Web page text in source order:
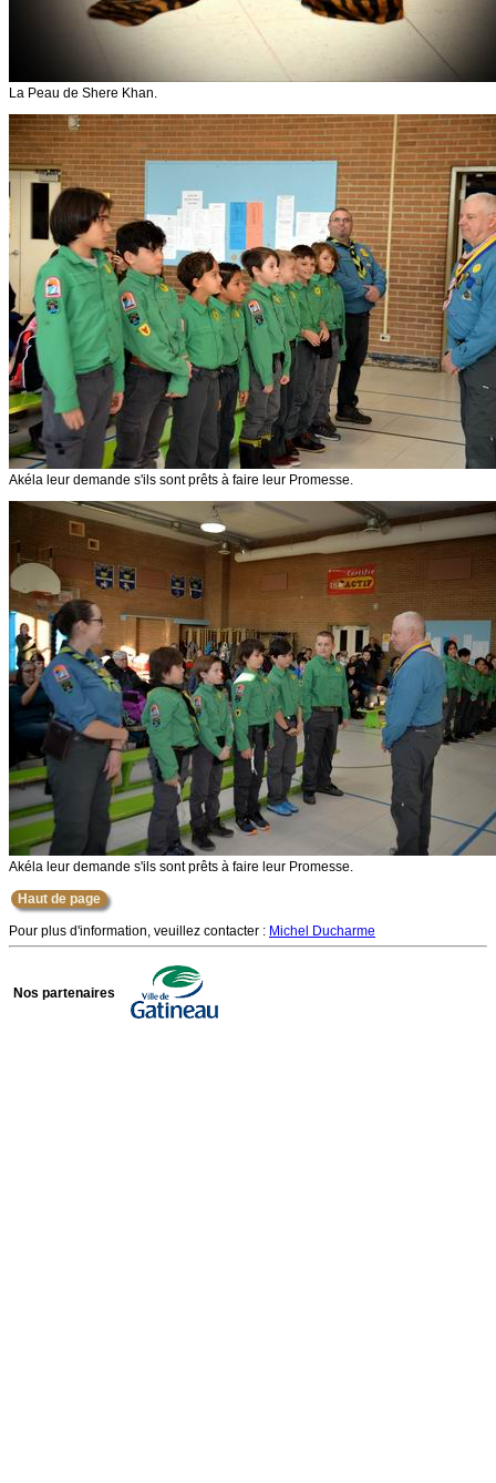
La Peau de Shere Khan.
Akéla leur demande s'ils sont prêts à faire leur Promesse.
Akéla leur demande s'ils sont prêts à faire leur Promesse.
Haut de page
Pour plus d'information, veuillez contacter : Michel Ducharme
Nos partenaires